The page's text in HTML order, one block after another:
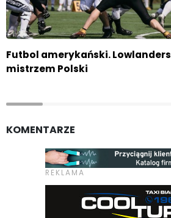
Futbol amerykański. Lowlanders
mistrzem Polski
KOMENTARZE